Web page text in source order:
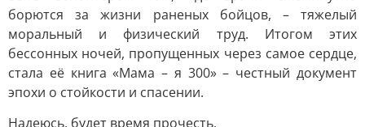
борются за жизни раненых бойцов, – тяжелый
моральный и физический труд. Итогом этих
бессонных ночей, пропущенных через самое сердце,
стала её книга «Мама – я 300» – честный документ
эпохи о стойкости и спасении.
Надеюсь, будет время прочесть.